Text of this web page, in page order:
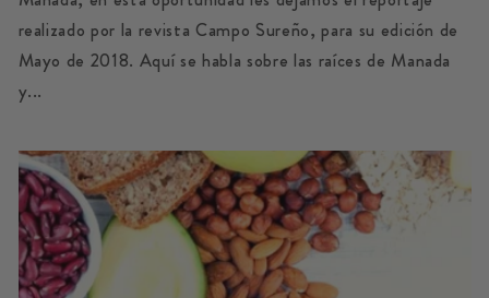
realizado por la revista Campo Sureño, para su edición de
Mayo de 2018. Aquí se habla sobre las raíces de Manada
y...